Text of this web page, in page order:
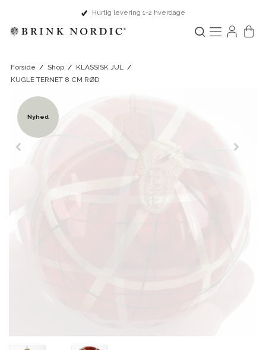
Hurtig levering 1-2 hverdage
Forside / Shop / KLASSISK JUL /
KUGLE TERNET 8 CM RØD
Nyhed